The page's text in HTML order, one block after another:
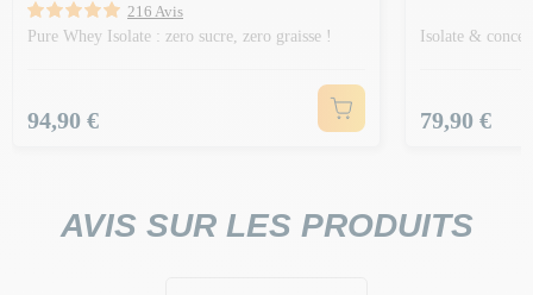
216 Avis
Pure Whey Isolate : zero sucre, zero graisse !
Prix
94,90 €
Isolate &
Prix
79,90 €
AVIS SUR LES PRODUITS